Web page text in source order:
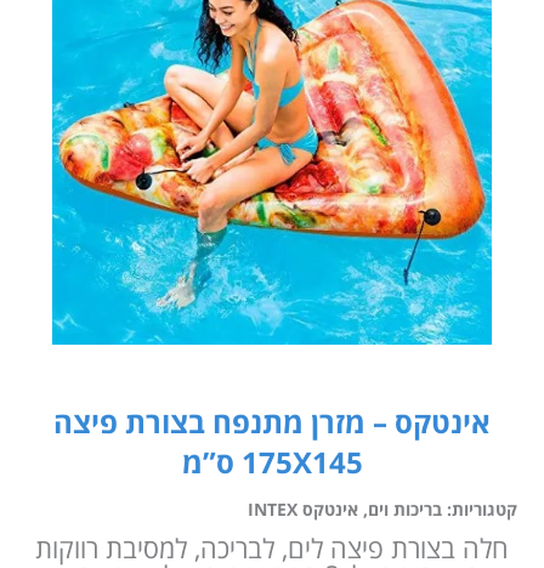
אינטקס – מזרן מתנפח בצורת פיצה
175X145 ס”מ
קטגוריות:בריכות וים,אינטקס INTEX
חלה בצורת פיצה לים, לבריכה, למסיבת רווקות